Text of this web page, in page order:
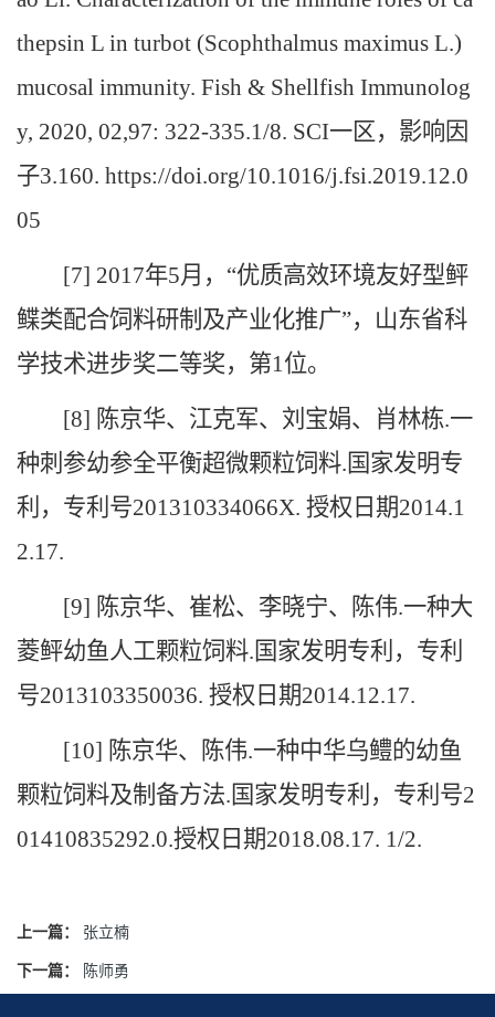
thepsin L in turbot (Scophthalmus maximus L.)
mucosal immunity. Fish & Shellfish Immunolog
y, 2020, 02,97: 322-335.1/8. SCI一区，影响因
子3.160. https://doi.org/10.1016/j.fsi.2019.12.0
05
[7] 2017年5月，“优质高效环境友好型鲆
鲽类配合饲料研制及产业化推广”，山东省科
学技术进步奖二等奖，第1位。
[8] 陈京华、江克军、刘宝娟、肖林栋.一
种刺参幼参全平衡超微颗粒饲料.国家发明专
利，专利号201310334066X. 授权日期2014.1
2.17.
[9] 陈京华、崔松、李晓宁、陈伟.一种大
菱鲆幼鱼人工颗粒饲料.国家发明专利，专利
号2013103350036. 授权日期2014.12.17.
[10] 陈京华、陈伟.一种中华乌鳢的幼鱼
颗粒饲料及制备方法.国家发明专利，专利号2
01410835292.0.授权日期2018.08.17. 1/2.
上一篇： 张立楠
下一篇： 陈师勇